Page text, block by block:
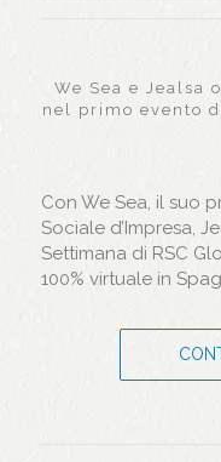
We Sea e Jealsa
nel primo evento
Con We Sea, il suo
Sociale d’Impresa,
Settimana di RSC
100% virtuale in